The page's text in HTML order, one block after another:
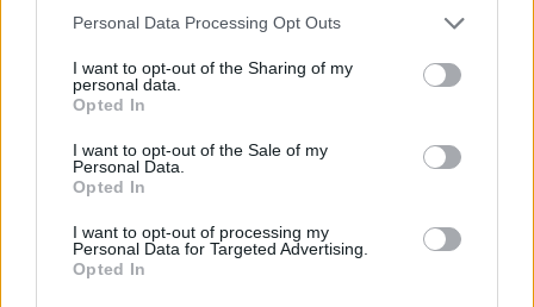
Personal Data Processing Opt Outs
I want to opt-out of the Sharing of my
personal data.
Opted In
I want to opt-out of the Sale of my
Personal Data.
Opted In
I want to opt-out of processing my
Personal Data for Targeted Advertising.
Opted In
2.3.2001
Jíst se má v klidu. Ale co si při tom mám myslet o šílených kravách
vyšetří, ty nemocné se utratí, spálí, u nás BSE (bovinní
spongiformní encefalopatie, nemoc šílených krav) prostě není a
naše zpracování naší masokostní moučky při 133 stupňů C je přece
podezřelé "západní" moučky nebyly valuty. Ale protože jsem
chytrý, znáte naše zemědělce, pro jistotu vynechám hovězí vůbec
(stejně mám raději vepřové a kuře) ... a raději už o tom nebudu